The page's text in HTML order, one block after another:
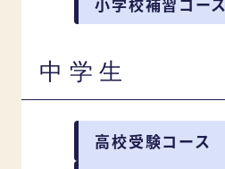
中学生
高校受験コース